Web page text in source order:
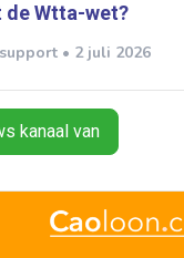
de Wtta-wet?
• 2 juli 2026
kanaal van